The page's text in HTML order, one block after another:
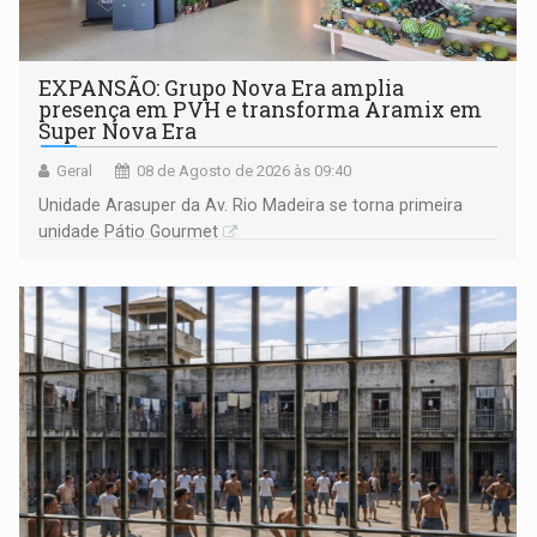
EXPANSÃO: Grupo Nova Era amplia
presença em PVH e transforma Aramix em
Super Nova Era
Geral 08 de Agosto de 2026 às 09:40
Unidade Arasuper da Av. Rio Madeira se torna primeira
unidade Pátio Gourmet